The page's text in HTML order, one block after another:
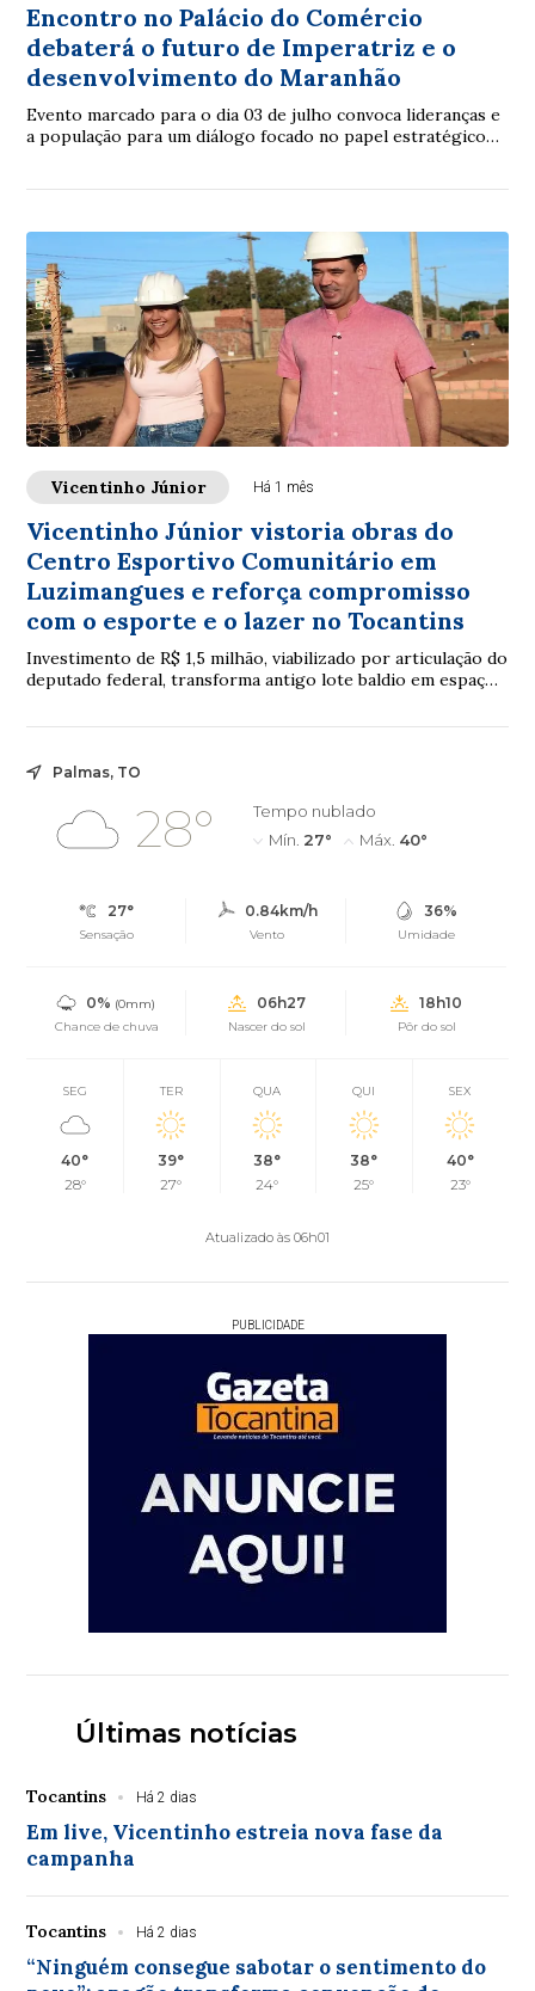
Encontro no Palácio do Comércio
debaterá o futuro de Imperatriz e o
desenvolvimento do Maranhão
Evento marcado para o dia 03 de julho convoca lideranças e
a população para um diálogo focado no papel estratégico
Vicentinho Júnior Há 1 mês
Vicentinho Júnior vistoria obras do
Centro Esportivo Comunitário em
Luzimangues e reforça compromisso
com o esporte e o lazer no Tocantins
Investimento de R$ 1,5 milhão, viabilizado por articulação do
deputado federal, transforma antigo lote baldio em espaço
Palmas, TO
28°
Tempo nublado
Mín. 27° Máx. 40°
27°
Sensação
0.84km/h
Vento
36%
Umidade
0% (0mm)
Chance de chuva
06h27
Nascer do sol
18h10
Pôr do sol
SEG
40°
28°
TER
39°
27°
QUA
38°
24°
QUI
38°
25°
SEX
40°
23°
Atualizado às 06h01
PUBLICIDADE
Últimas notícias
Tocantins Há 2 dias
Em live, Vicentinho estreia nova fase da
campanha
Tocantins Há 2 dias
“Ninguém consegue sabotar o sentimento do